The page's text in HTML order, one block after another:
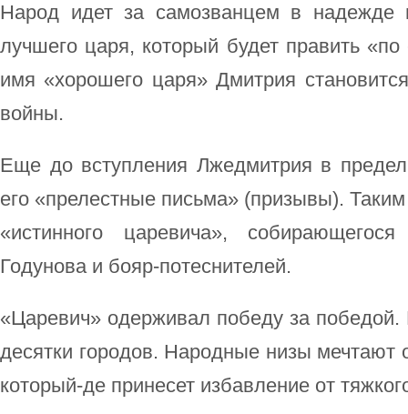
Народ идет за самозванцем в надежде
лучшего царя, который будет править
имя «хорошего царя» Дмитрия
войны.
Еще до вступления Лжедмитрия в
его «прелестные письма» (призывы).
«истинного царевича»,
Годунова и бояр-потеснителей.
«Царевич» одерживал победу за победой.
десятки городов. Народные низы мечтают
который-де принесет избавление от